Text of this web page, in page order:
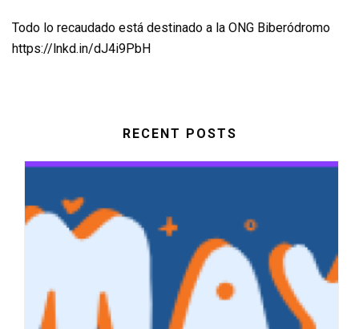
Todo lo recaudado está destinado a la ONG Biberódromo
https://lnkd.in/dJ4i9PbH
RECENT POSTS